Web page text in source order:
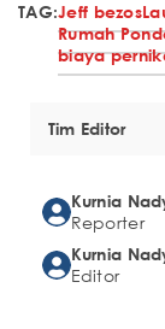
TAG:Jeff bezos
Rumah
biaya
Tim Editor
Kurnia
Reporter
Kurnia
Editor